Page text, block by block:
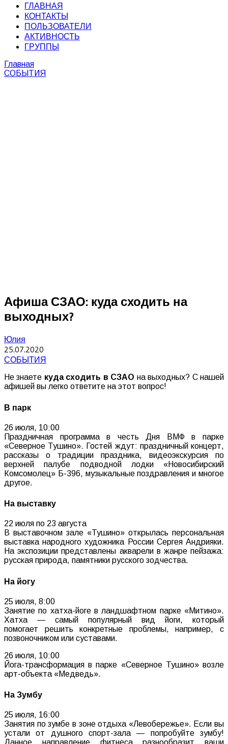
ГЛАВНАЯ
КОНТАКТЫ
ПОЛЬЗОВАТЕЛИ
АКТИВНОСТЬ
ГРУППЫ
Главная
СОБЫТИЯ
Афиша СЗАО: куда сходить на
выходных?
Юлия
25.07.2020
СОБЫТИЯ
Не знаете куда сходить в СЗАО на выходных? С нашей
афишей вы легко ответите на этот вопрос!
В парк
26 июля, 10:00
Праздничная программа в честь Дня ВМФ в парке
«Северное Тушино». Гостей ждут: праздничный концерт,
рассказы о традиции праздника, видеоэкскурсия по
верхней палубе подводной лодки «Новосибирский
Комсомолец» Б-396, музыкальные поздравления и многое
другое.
На выставку
22 июля по 23 августа
В выставочном зале «Тушино» открылась персональная
выставка народного художника России Сергея Андрияки.
На экспозиции представлены акварели в жанре пейзажа:
русская природа, памятники русского зодчества.
На йогу
25 июля, 8:00
Занятие по хатха-йоге в ландшафтном парке «Митино».
Хатха — самый популярный вид йоги, который
помогает решить конкретные проблемы, например, с
позвоночником или суставами.
26 июля, 10:00
Йога-трансформация в парке «Северное Тушино» возле
арт-объекта «Медведь».
На Зумбу
25 июля, 16:00
Занятия по зумбе в зоне отдыха «Левобережье». Если вы
устали от душного спорт-зала — попробуйте зумбу!